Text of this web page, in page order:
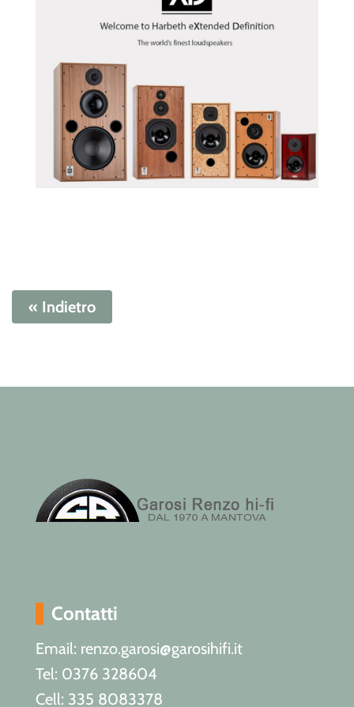
« Indietro
Contatti
Email: renzo.garosi@garosihifi.it
Tel: 0376 328604
Cell: 335 8083378